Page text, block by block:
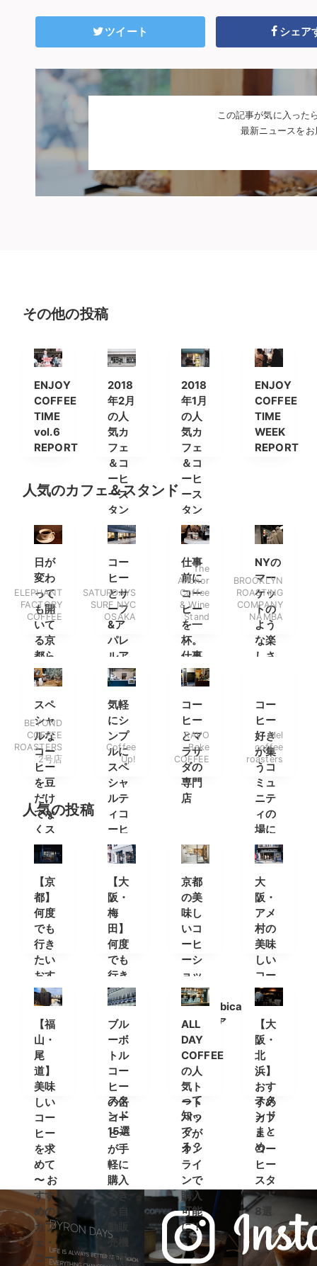
ツイート シェア
この記事が気に入った
最新ニュースを
その他の投稿
ENJOY
COFFEE
TIME
vol.6
REPORT
2018
年2月
の人
気カ
フェ
＆コ
ーヒ
ース
タン
ド
2018
年1月
の人
気カ
フェ
＆コ
ーヒ
ース
タン
ド
ENJOY
COFFEE
TIME
WEEK
REPORT
人気のカフェ＆スタンド
日が
変わ
って
も開
いて
る京
都ら
しい
コー
ヒー
ショ
ップ
ELEPHANT
FACTORY
COFFEE
コー
ヒー
とサ
ーフ
&ア
パレ
ルア
イテ
ムを
楽し
みに
南船
場へ
SATURDAYS
SURF NYC
OSAKA
仕事
前に
コー
ヒー
を一
杯。
仕事
帰り
には
ワイ
ンを
一
杯。
The
Anchor
Coffee
& Wine
Stand
NYの
マー
ケッ
トの
よう
な楽
しさ
るカ
フェ
BROOKLYN
ROASTING
COMPANY
NAMBA
スペ
シャ
ルな
コー
ヒー
を豆
だけ
でな
くス
タン
ドで
も
BEYOND
COFFEE
ROASTERS
2号店
気軽
にシ
ンプ
ルに
スペ
シャ
ルテ
ィコ
ーヒ
ーを
Coffee
Up!
コー
ヒー
とマ
ラサ
ダの
専門
店
RAVO
Bake
COFFEE
コー
ヒー
好き
が集
うコ
ミュ
ニテ
ィの
場に
Mel
coffee
roasters
人気の投稿
【京
都】
何度
でも
行き
たい
おす
すめ
カフ
ェ＆
コー
ヒー
スタ
ンド
【大
阪・
梅
田】
何度
でも
行き
たい
おす
すめ
カフ
ェ＆
コー
ヒー
スタ
ンド
15選
京都
の美
味し
いコ
ーヒ
ーシ
ョッ
プ
「%Arabica
Kyoto(ア
ラビ
カキ
ョウ
ト)」
って
知っ
て
る？
大
阪・
アメ
村の
美味
しい
コー
ヒー
が飲
める
カフ
ェ・
コー
ヒー
スタ
ンド
まと
め
【福
山・
尾
道】
美味
しい
コー
ヒー
を求
めて
〜 お
すす
めの
カフ
ェ・
コー
ブル
ーボ
トル
コー
ヒー
の缶
コー
ヒー
が手
軽に
購入
でき
る自
動販
売機
が登
ALL
DAY
COFFEE
の人
気ト
ート
バッ
グが
オン
ライ
ンで
購入
可能
に！
【大
阪・
北
浜】
おす
すめ
カフ
ェ・
コー
ヒー
スタ
ンド
8選